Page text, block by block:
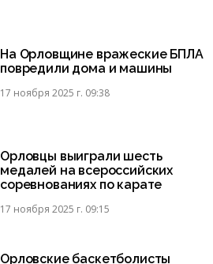
На Орловщине вражеские БПЛА
повредили дома и машины
17 ноября 2025 г. 09:38
Орловцы выиграли шесть
медалей на всероссийских
соревнованиях по карате
17 ноября 2025 г. 09:15
Орловские баскетболисты